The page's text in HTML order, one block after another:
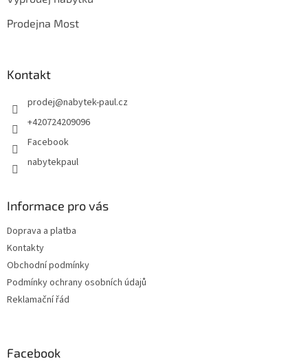
Prodejna Most
Kontakt
prodej@nabytek-paul.cz
+420724209096
Facebook
nabytekpaul
Informace pro vás
Doprava a platba
Kontakty
Obchodní podmínky
Podmínky ochrany osobních údajů
Reklamační řád
Facebook